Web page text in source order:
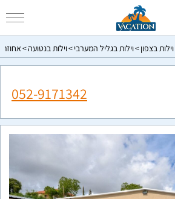
וילות בצפון וילות בגליל המערבי וילות בנטועה אחוזת
052-9171342